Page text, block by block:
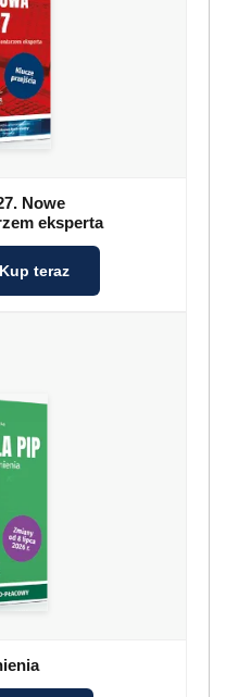
Nowe
eksperta
Kup teraz